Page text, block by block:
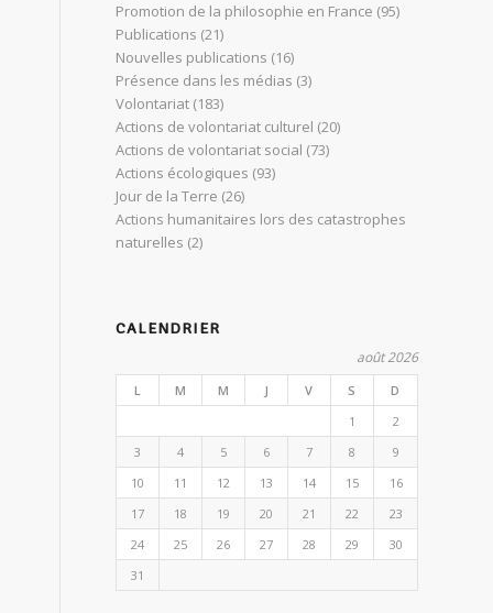
Promotion de la philosophie en France (95)
Publications (21)
Nouvelles publications (16)
Présence dans les médias (3)
Volontariat (183)
Actions de volontariat culturel (20)
Actions de volontariat social (73)
Actions écologiques (93)
Jour de la Terre (26)
Actions humanitaires lors des catastrophes
naturelles (2)
CALENDRIER
août 2026
L M M J V S
D
1
2
3
4 5 6 7 8
9
10
11 12 13 14 15
16
17
18 19 20 21 22
23
24
25 26 27 28 29
30
31